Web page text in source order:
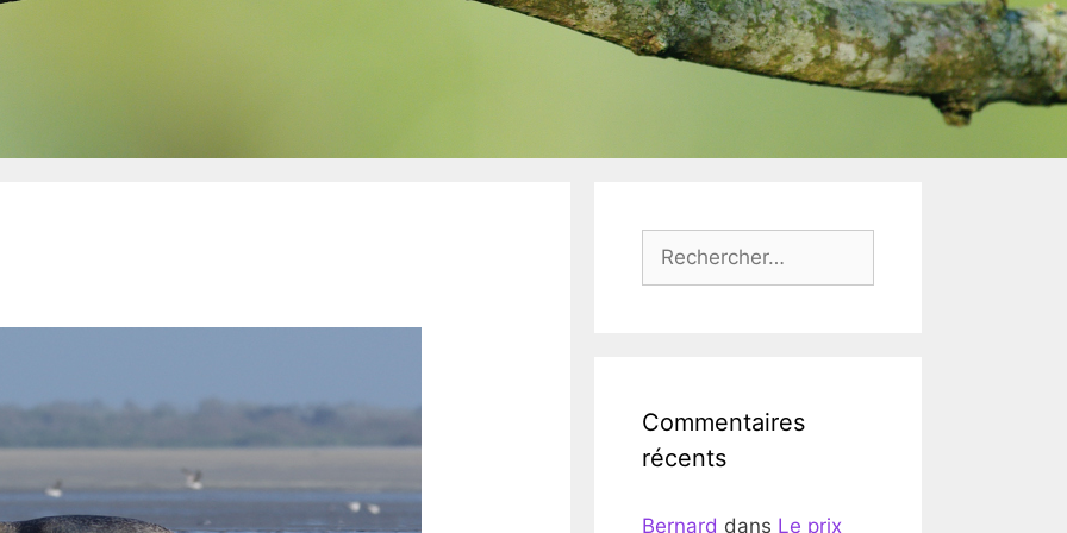
Commentaires
récents
Bernard dans Le prix